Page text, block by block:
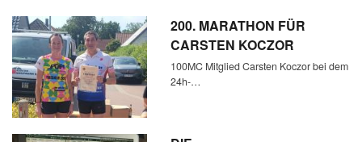
200. MARATHON FÜR
CARSTEN KOCZOR
100MC Mitglied Carsten Koczor bei dem
24h-…